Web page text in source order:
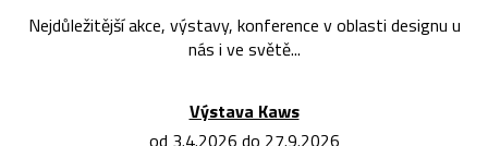
Nejdůležitější akce, výstavy, konference v oblasti designu u
nás i ve světě...
Výstava Kaws
od 3.4.2026 do 27.9.2026